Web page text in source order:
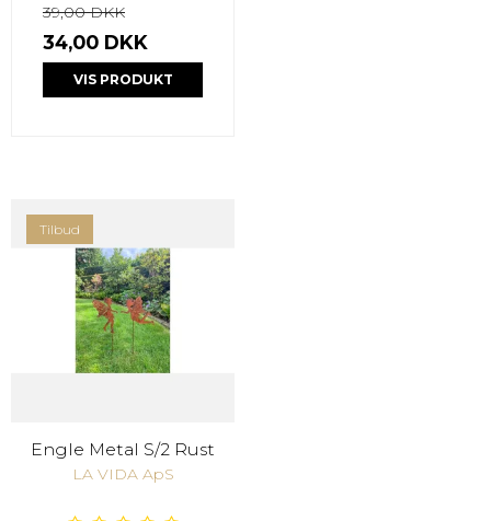
39,00 DKK
34,00 DKK
VIS PRODUKT
Tilbud
Engle Metal S/2 Rust
LA VIDA ApS